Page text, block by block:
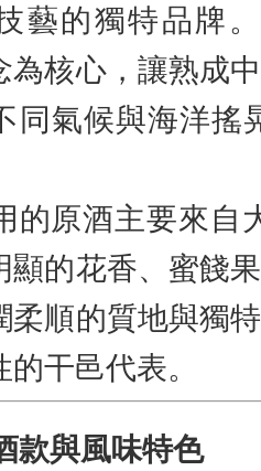
藝的獨特品牌
為核心，讓熟成
同氣候與海洋搖
的原酒主要來自
顯的花香、蜜餞
柔順的質地與獨
干邑代表。
款與風味特色